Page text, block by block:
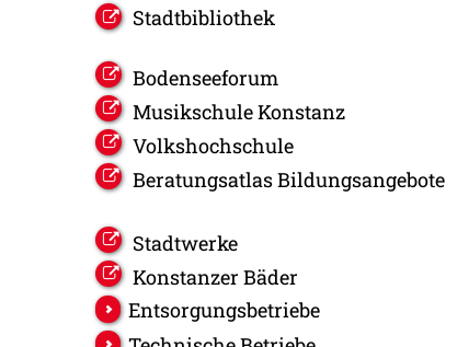
Stadtbibliothek
Bodenseeforum
Musikschule Konstanz
Volkshochschule
Beratungsatlas Bildungsangebote
Stadtwerke
Konstanzer Bäder
Entsorgungsbetriebe